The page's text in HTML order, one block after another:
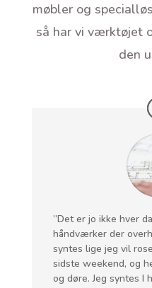
møbler og
så har vi værktøjet
den
”Det er jo ikke hver
håndværker der
syntes lige jeg vil
sidste weekend, og
og døre. Jeg syntes I